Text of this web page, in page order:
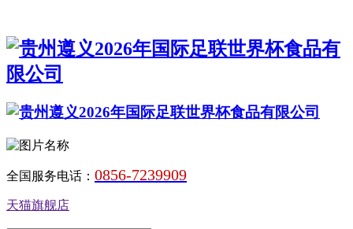
全国服务电话： 0856-7239909
天猫旗舰店